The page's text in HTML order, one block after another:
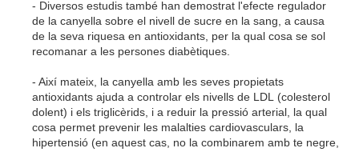
- Diversos estudis també han demostrat l'efecte regulador
de la canyella sobre el nivell de sucre en la sang, a causa
de la seva riquesa en antioxidants, per la qual cosa se sol
recomanar a les persones diabètiques.
- Així mateix, la canyella amb les seves propietats
antioxidants ajuda a controlar els nivells de LDL
(colesterol
dolent) i els triglicèrids, i a reduir la pressió arterial, la qual
cosa permet prevenir les malalties cardiovasculars, la
hipertensió (en aquest cas, no la combinarem amb te negre,